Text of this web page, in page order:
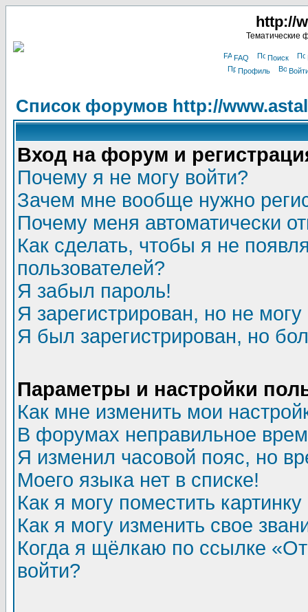
http://
Тематические
FAQ Поиск
Профиль
Список форумов http://
Вход на форум и
Почему я не могу войти?
Зачем мне вообще нужно
Почему меня автоматически
Как сделать, чтобы я не
пользователей?
Я забыл пароль!
Я зарегистрирован, но не могу
Я был зарегистрирован, но
Параметры и настройки
Как мне изменить мои
В форумах неправильное
Я изменил часовой пояс, но
Моего языка нет в списке!
Как я могу поместить
Как я могу изменить свое
Когда я щёлкаю по ссылке
войти?